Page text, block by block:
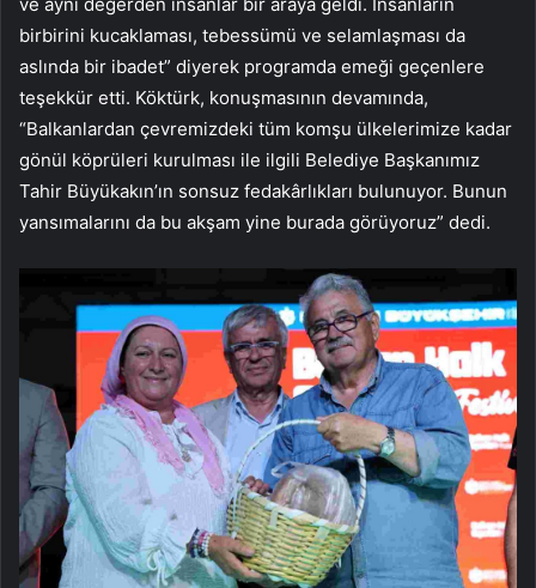
birbirini kucaklaması, tebessümü ve selamlaşması da
aslında bir ibadet” diyerek programda emeği geçenlere
teşekkür etti. Köktürk, konuşmasının devamında,
“Balkanlardan çevremizdeki tüm komşu ülkelerimize kadar
gönül köprüleri kurulması ile ilgili Belediye Başkanımız
Tahir Büyükakın’ın sonsuz fedakârlıkları bulunuyor. Bunun
yansımalarını da bu akşam yine burada görüyoruz” dedi.